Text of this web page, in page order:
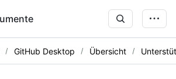
GitHub Desktop Übersicht